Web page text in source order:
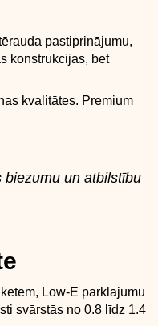
pastiprinājumu,
konstrukcijas, bet
kvalitātes. Premium
un atbilstību
Low-E pārklājumu
svārstās no 0.8 līdz 1.4